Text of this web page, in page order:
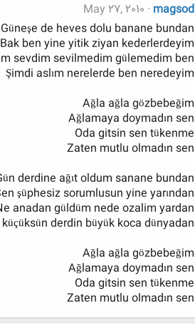
magsod
May 27, 2010
Güneşe de heves dolu banane bundan
Bak ben yine yitik ziyan kederlerdeyim
sevdim sevilmedim gülemedim ben
Şimdi aslım nerelerde ben neredeyim
Ağla ağla gözbebeğim
Ağlamaya doymadın sen
Oda gitsin sen tükenme
Zaten mutlu olmadın sen
derdine ağıt oldum sanane bundan
şüphesiz sorumlusun yine yarından
anadan güldüm nede ozalim yardan
derdin büyük koca dünyadan
Ağla ağla gözbebeğim
Ağlamaya doymadın sen
Oda gitsin sen tükenme
Zaten mutlu olmadın sen